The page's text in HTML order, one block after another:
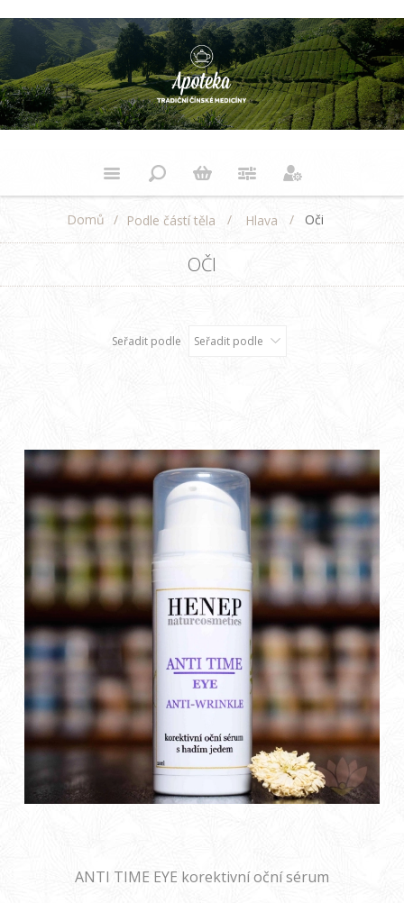
Domů / Podle částí těla / Hlava / Oči
OČI
Seřadit podle Seřadit podle
ANTI TIME EYE korektivní oční sérum